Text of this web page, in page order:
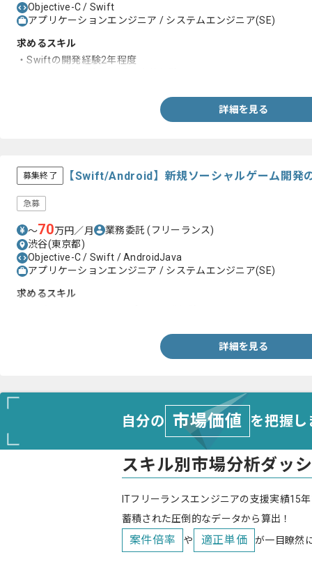
Objective-C / Swift
アプリケーションエンジニア / システムエンジニア(SE)
求めるスキル
・Swiftの開発経験2年程度
詳細を見る
募集終了 【Swift/Android】新規ソーシャルゲーム開発
急募
〜70万円／月 業務委託(フリーランス)
渋谷(東京都)
Objective-C / Swift / AndroidJava
アプリケーションエンジニア / システムエンジニア(SE)
求めるスキル
詳細を見る
自分の 市場価値 を把握
スキル別市場分析ダッ
ITフリーランスエンジニアの支援実績15
蓄積された圧倒的なデータから算出！
案件倍率 や 適正単価 が一目瞭然